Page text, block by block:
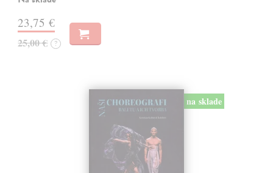
23,75 €
25,00 € ?
na sklade